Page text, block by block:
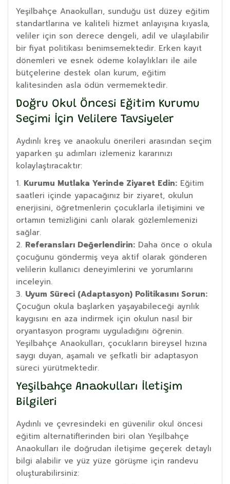
Yeşilbahçe Anaokulları, sunduğu üst düzey eğitim
standartlarına ve kaliteli hizmet anlayışına kıyasla,
veliler için son derece dengeli, adil ve ulaşılabilir
bir fiyat politikası benimsemektedir. Erken kayıt
dönemleri ve esnek ödeme kolaylıkları ile aile
bütçelerine destek olan kurum, eğitim
kalitesinden asla ödün vermemektedir.
Doğru Okul Öncesi Eğitim Kurumu
Seçimi İçin Velilere Tavsiyeler
Aydınlı kreş ve anaokulu önerileri arasından seçim
yaparken şu adımları izlemeniz kararınızı
kolaylaştıracaktır:
Kurumu Mutlaka Yerinde Ziyaret Edin: Eğitim
saatleri içinde yapacağınız bir ziyaret, okulun
enerjisini, öğretmenlerin çocuklarla iletişimini ve
ortamın temizliğini canlı olarak gözlemlemenizi
sağlar.
Referansları Değerlendirin: Daha önce o okula
çocuğunu göndermiş veya aktif olarak gönderen
velilerin kullanıcı deneyimlerini ve yorumlarını
inceleyin.
Uyum Süreci (Adaptasyon) Politikasını Sorun:
Çocuğun okula başlarken yaşayabileceği ayrılık
kaygısını en aza indirmek için okulun nasıl bir
oryantasyon programı uyguladığını öğrenin.
Yeşilbahçe Anaokulları, çocukların bireysel hızına
saygı duyan, aşamalı ve şefkatli bir adaptasyon
süreci yürütmektedir.
Yeşilbahçe Anaokulları İletişim
Bilgileri
Aydınlı ve çevresindeki en güvenilir okul öncesi
eğitim alternatiflerinden biri olan Yeşilbahçe
Anaokulları ile doğrudan iletişime geçerek detaylı
bilgi alabilir ve yüz yüze görüşme için randevu
oluşturabilirsiniz: